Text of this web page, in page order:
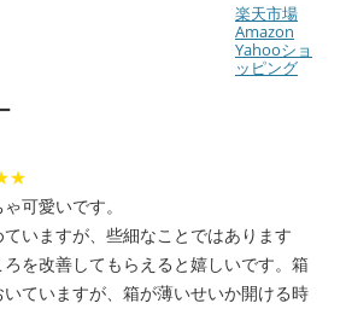
楽天市場
Amazon
Yahooショ
ッピング
可愛いです。
いますが、些細なことではあります
を改善してもらえると嬉しいです。箱
ていますが、箱が薄いせいか開ける時